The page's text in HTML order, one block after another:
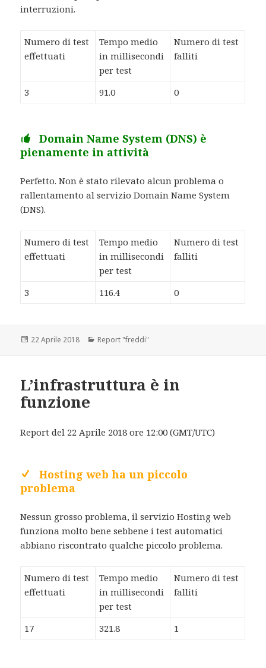
interruzioni.
Numero di test
effettuati
Tempo medio
in millisecondi
per test
Numero di test
falliti
3 91.0 0
Domain Name System (DNS) è
pienamente in attività
Perfetto. Non è stato rilevato alcun problema o
rallentamento al servizio Domain Name System
(DNS).
Numero di test
effettuati
Tempo medio
in millisecondi
per test
Numero di test
falliti
3 116.4 0
Scritto
22 Aprile 2018 Categorie
Report "freddi"
L’infrastruttura è in
funzione
Report del 22 Aprile 2018 ore 12:00 (GMT/UTC)
Hosting web ha un piccolo
problema
Nessun grosso problema, il servizio Hosting web
funziona molto bene sebbene i test automatici
abbiano riscontrato qualche piccolo problema.
Numero di test
effettuati
Tempo medio
in millisecondi
per test
Numero di test
falliti
17 321.8 1